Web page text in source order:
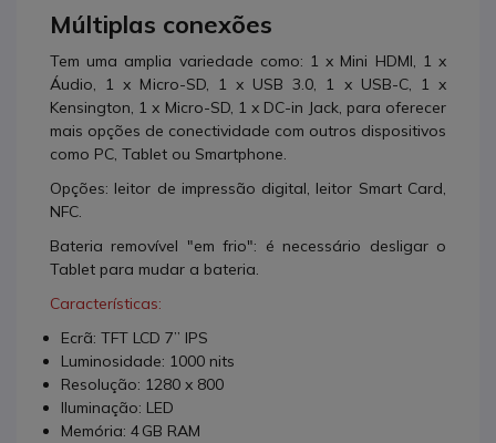
Múltiplas conexões
Tem uma amplia variedade como: 1 x Mini HDMI, 1 x
Áudio, 1 x Micro-SD, 1 x USB 3.0, 1 x USB-C, 1 x
Kensington, 1 x Micro-SD, 1 x DC-in Jack, para oferecer
mais opções de conectividade com outros dispositivos
como PC, Tablet ou Smartphone.
Opções: leitor de impressão digital, leitor Smart Card,
NFC.
Bateria removível "em frio": é necessário desligar o
Tablet para mudar a bateria.
Características:
Ecrã: TFT LCD 7” IPS
Luminosidade: 1000 nits
Resolução: 1280 x 800
Iluminação: LED
Memória: 4 GB RAM